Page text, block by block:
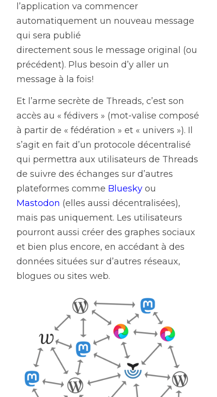
l’application va commencer
automatiquement un nouveau message
qui sera publié
directement sous le message original (ou
précédent). Plus besoin d’y aller un
message à la fois!
Et l’arme secrète de Threads, c’est son
accès au « fédivers » (mot-valise composé
à partir de « fédération » et « univers »). Il
s’agit en fait d’un protocole décentralisé
qui permettra aux utilisateurs de Threads
de suivre des échanges sur d’autres
plateformes comme Bluesky
Mastodon (elles aussi décentralisées),
mais pas uniquement. Les utilisateurs
pourront aussi créer des graphes sociaux
et bien plus encore, en accédant à des
données situées sur d’autres réseaux,
blogues ou sites web.